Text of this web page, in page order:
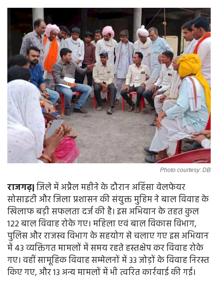
Home
Photo courtesy: DB
राजगढ़|जिले में अप्रैल महीने के दौरान अहिंसा वेलफेयर
सोसाइटी और जिला प्रशासन की संयुक्त मुहिम ने बाल विवाह के
खिलाफ बड़ी सफलता दर्ज की है। इस अभियान के तहत कुल
122 बाल विवाह रोके गए। महिला एवं बाल विकास विभाग,
पुलिस और राजस्व विभाग के सहयोग से चलाए गए इस अभियान
में 43 व्यक्तिगत मामलों में समय रहते हस्तक्षेप कर विवाह रोके
गए। वहीं सामूहिक विवाह सम्मेलनों में 33 जोड़ों के विवाह निरस्त
किए गए, और 13 अन्य मामलों में भी त्वरित कार्रवाई की गई।